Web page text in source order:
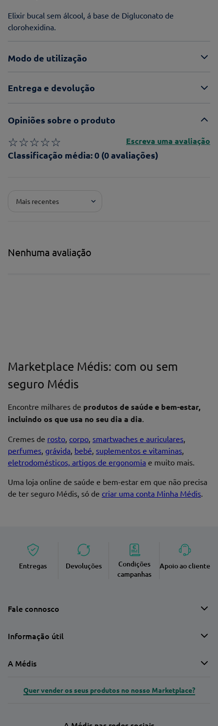
Elixir bucal sem álcool, á base de Digluconato de
clorohexidina.
Modo de utilização
Entrega e devolução
Opiniões sobre o produto
☆☆☆☆☆
Classificação média: 0 (0 avaliações)
Escreva uma avaliação
Pontuação*
Nome*
Endereço de email
Mais recentes
Nenhuma avaliação
Marketplace Médis: com ou sem
seguro Médis
Encontre milhares de produtos de saúde e bem-estar,
incluindo os que usa no seu dia a dia.
Cremes de rosto, corpo, smartwaches e auriculares,
perfumes, grávida, bebé, suplementos e vitaminas,
eletrodomésticos, artigos de ergonomia e muito mais.
Uma loja online de saúde e bem-estar em que não precisa
de ter seguro Médis, só de criar uma conta Minha Médis.
Entregas Devoluções
Condições
campanhas
Apoio ao cliente
Fale connosco
Informação útil
A Médis
Quer vender os seus produtos no nosso Marketplace?